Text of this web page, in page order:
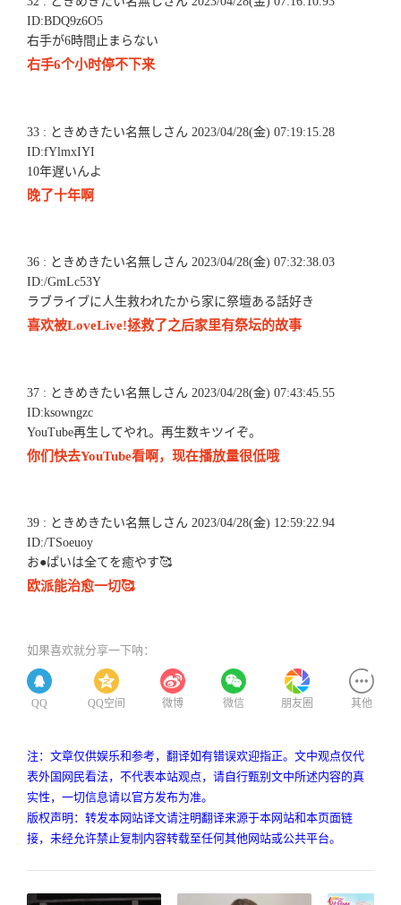
ID:BDQ9z6O5
右手が6時間止まらない
右手6个小时停不下来
33 : ときめきたい名無しさん 2023/04/28(金) 07:19:15.28
ID:fYlmxIYI
10年遅いんよ
晚了十年啊
36 : ときめきたい名無しさん 2023/04/28(金) 07:32:38.03
ID:/GmLc53Y
ラブライブに人生救われたから家に祭壇ある話好き
喜欢被LoveLive!拯救了之后家里有祭坛的故事
37 : ときめきたい名無しさん 2023/04/28(金) 07:43:45.55
ID:ksowngzc
YouTube再生してやれ。再生数キツイぞ。
你们快去YouTube看啊，现在播放量很低哦
39 : ときめきたい名無しさん 2023/04/28(金) 12:59:22.94
ID:/TSoeuoy
お●ぱいは全てを癒やす🥰
欧派能治愈一切🥰
如果喜欢就分享一下呐：
QQ QQ空间 微博 微信 朋友圈 其他
注：文章仅供娱乐和参考，翻译如有错误欢迎指正。文中观点仅代
表外国网民看法，不代表本站观点，请自行甄别文中所述内容的真
实性，一切信息请以官方发布为准。
版权声明：转发本网站译文请注明翻译来源于本网站和本页面链
接，未经允许禁止复制内容转载至任何其他网站或公共平台。